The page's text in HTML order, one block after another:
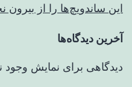
این ساندویچ‌ها را از بیرون
آخرین دیدگاه‌ها
دیدگاهی برای نمایش وجود